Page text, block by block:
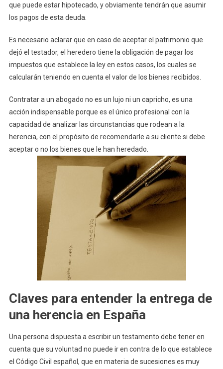
que puede estar hipotecado, y obviamente tendrán que asumir
los pagos de esta deuda.
Es necesario aclarar que en caso de aceptar el patrimonio que
dejó el testador, el heredero tiene la obligación de pagar los
impuestos que establece la ley en estos casos, los cuales se
calcularán teniendo en cuenta el valor de los bienes recibidos.
Contratar a un abogado no es un lujo ni un capricho, es una
acción indispensable porque es el único profesional con la
capacidad de analizar las circunstancias que rodean a la
herencia, con el propósito de recomendarle a su cliente si debe
aceptar o no los bienes que le han heredado.
Claves para entender la entrega de
una herencia en España
Una persona dispuesta a escribir un testamento debe tener en
cuenta que su voluntad no puede ir en contra de lo que establece
el Código Civil español, que en materia de sucesiones es muy